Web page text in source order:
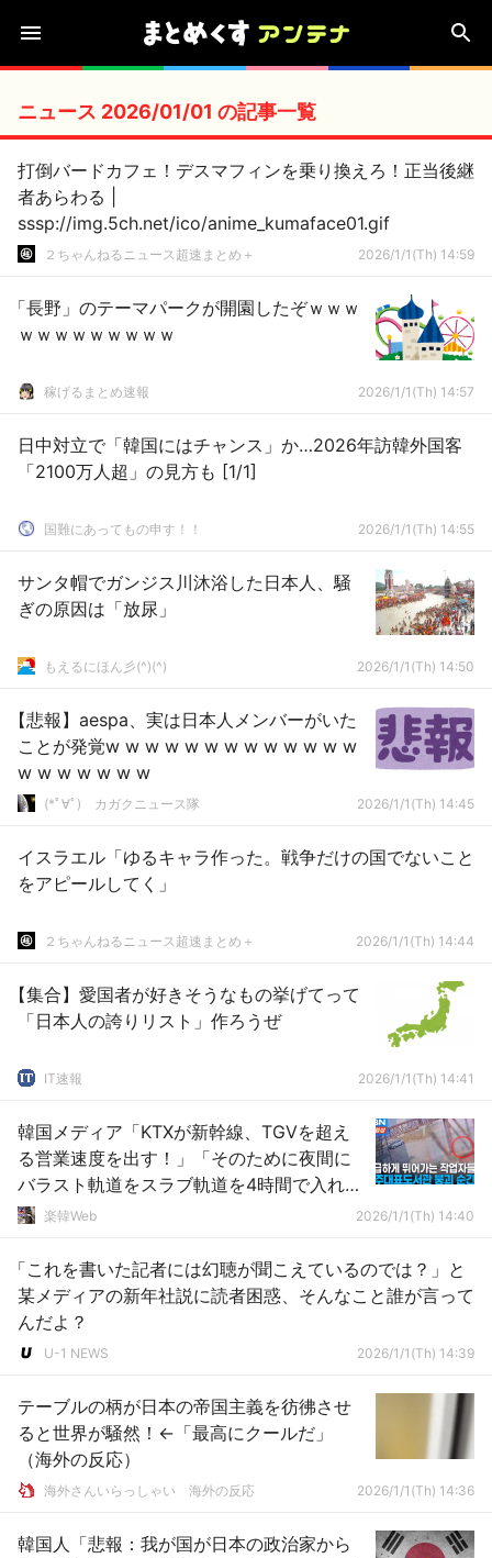
ニュース 2026/01/01 の記事一覧
打倒バードカフェ！デスマフィンを乗り換えろ！正当後継
者あらわる |
sssp://img.5ch.net/ico/anime_kumaface01.gif
２ちゃんねるニュース超速まとめ＋ 2026/1/1(Th) 14:59
「長野」のテーマパークが開園したぞｗｗｗ
ｗｗｗｗｗｗｗｗｗ
稼げるまとめ速報 2026/1/1(Th) 14:57
日中対立で「韓国にはチャンス」か…2026年訪韓外国客
「2100万人超」の見方も [1/1]
国難にあってもの申す！！ 2026/1/1(Th) 14:55
サンタ帽でガンジス川沐浴した日本人、騒
ぎの原因は「放尿」
もえるにほん彡(^)(^) 2026/1/1(Th) 14:50
【悲報】aespa、実は日本人メンバーがいた
ことが発覚w w w w w w w w w w w w w
w w w w w w w
(*ﾟ∀ﾟ)ゞカガクニュース隊 2026/1/1(Th) 14:45
イスラエル「ゆるキャラ作った。戦争だけの国でないこと
をアピールしてく」
２ちゃんねるニュース超速まとめ＋ 2026/1/1(Th) 14:44
【集合】愛国者が好きそうなもの挙げてって
「日本人の誇りリスト」作ろうぜ
IT速報 2026/1/1(Th) 14:41
韓国メディア「KTXが新幹線、TGVを超え
る営業速度を出す！」「そのために夜間に
バラスト軌道をスラブ軌道を4時間で入れ替
える作業をする！」……ええ、そんな難易度
楽韓Web 2026/1/1(Th) 14:40
「これを書いた記者には幻聴が聞こえているのでは？」と
某メディアの新年社説に読者困惑、そんなこと誰が言って
んだよ？
U-1 NEWS 2026/1/1(Th) 14:39
テーブルの柄が日本の帝国主義を彷彿させ
ると世界が騒然！←「最高にクールだ」
（海外の反応）
海外さんいらっしゃい 海外の反応 2026/1/1(Th) 14:36
韓国人「悲報：我が国が日本の政治家から